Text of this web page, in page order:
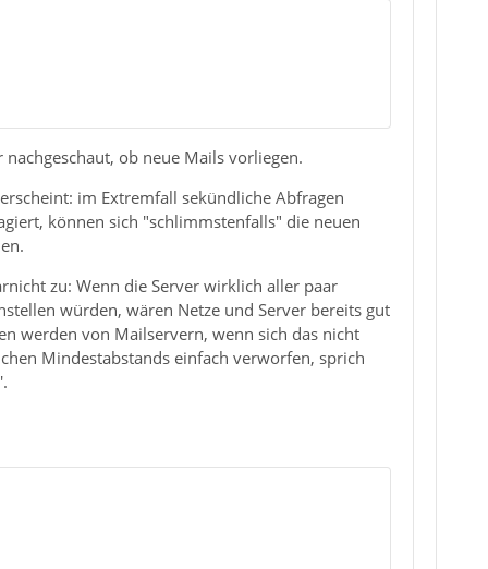
ob neue Mails vorliegen.
im Extremfall sekündliche Abfragen
können sich "schlimmstenfalls" die neuen
zu: Wenn die Server wirklich aller paar
würden, wären Netze und Server bereits gut
werden von Mailservern, wenn sich das nicht
Mindestabstands einfach verworfen, sprich